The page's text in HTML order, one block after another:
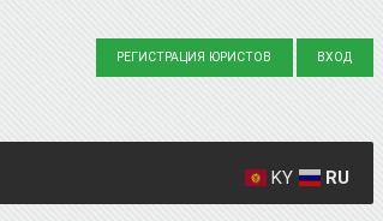
РЕГИСТРАЦИЯ ЮРИСТОВ ВХОД
KY RU